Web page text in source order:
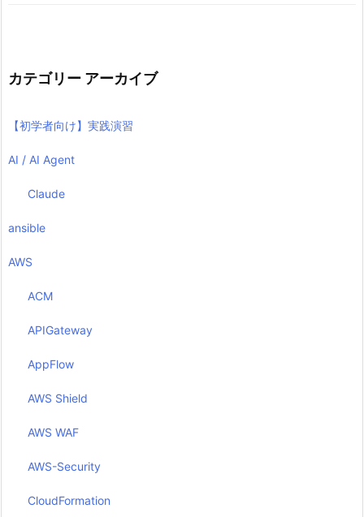
カテゴリー アーカイブ
【初学者向け】実践演習
AI / AI Agent
Claude
ansible
AWS
ACM
APIGateway
AppFlow
AWS Shield
AWS WAF
AWS-Security
CloudFormation